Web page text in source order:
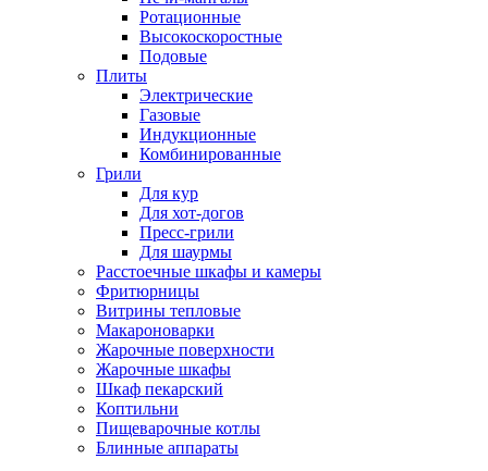
Ротационные
Высокоскоростные
Подовые
Плиты
Электрические
Газовые
Индукционные
Комбинированные
Грили
Для кур
Для хот-догов
Пресс-грили
Для шаурмы
Расстоечные шкафы и камеры
Фритюрницы
Витрины тепловые
Макароноварки
Жарочные поверхности
Жарочные шкафы
Шкаф пекарский
Коптильни
Пищеварочные котлы
Блинные аппараты